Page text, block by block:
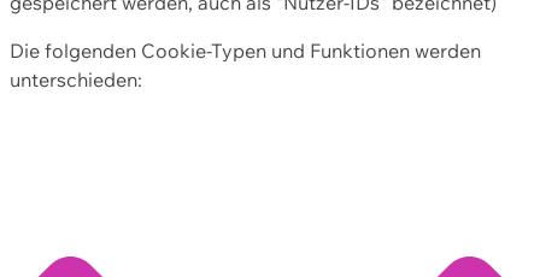
Die folgenden Cookie-Typen und Funktionen werden
unterschieden: